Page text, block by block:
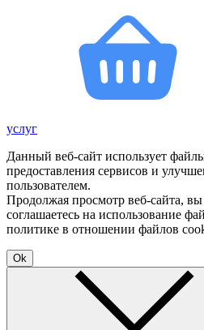
услуг
Данный веб-сайт использует
предоставления сервисов и
пользователем.
Продолжая просмотр веб-сайта, вы
соглашаетесь на использование
политике в отношении файлов
Ok